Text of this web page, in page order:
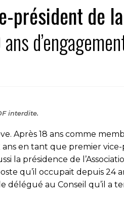
président de la
interdite.
Après 18 ans comme
en tant que premier vice-
la présidence de
qu’il occupait depuis 24
au Conseil qu’il a